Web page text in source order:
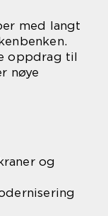
med langt
oppdrag til
nøye
og